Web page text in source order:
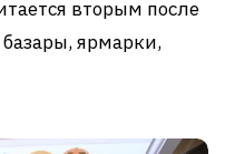
вторым после
ярмарки,